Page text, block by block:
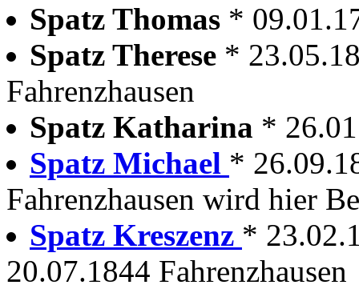
Spatz Thomas *
Spatz Therese *
Fahrenzhausen
Spatz Katharina *
Spatz Michael *
Fahrenzhausen wird hier
Spatz Kreszenz *
20.07.1844 Fahrenzhausen